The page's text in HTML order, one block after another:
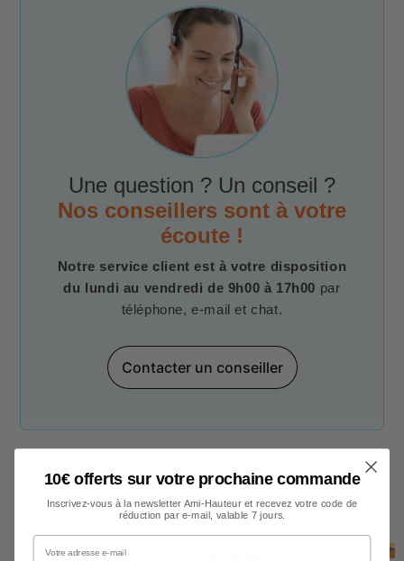
Une question ? Un conseil ?
Nos conseillers sont à votre
écoute !
Notre service client est à votre disposition
du lundi au vendredi de 9h00 à 17h00 par
téléphone, e-mail et chat.
Contacter un conseiller
Plateformes individuelles roulantes
10€ offerts sur votre prochaine commande
Inscrivez-vous à la newsletter Ami-Hauteur et recevez votre code de
réduction par e-mail, valable 7 jours.
Votre adresse e-mail